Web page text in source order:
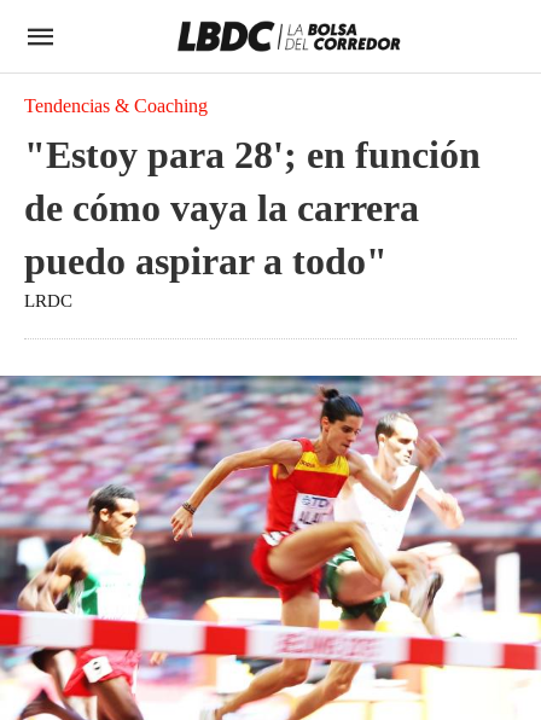
Tendencias & Coaching
"Estoy para 28'; en función
de cómo vaya la carrera
puedo aspirar a todo"
LRDC